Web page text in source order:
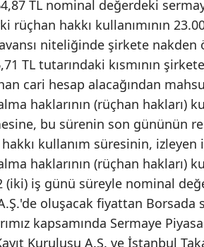
TL nominal değerdeki
rüçhan hakkı kullanımının
niteliğinde şirkete
TL tutarındaki kısmının
cari hesap alacağından
haklarının (rüçhan hakları)
bu sürenin son gününün
kullanım süresinin,
haklarının (rüçhan hakları)
(iki) iş günü süreyle nominal
oluşacak fiyattan Borsada
kapsamında Sermaye
Kuruluşu A.Ş. ve İstanbul